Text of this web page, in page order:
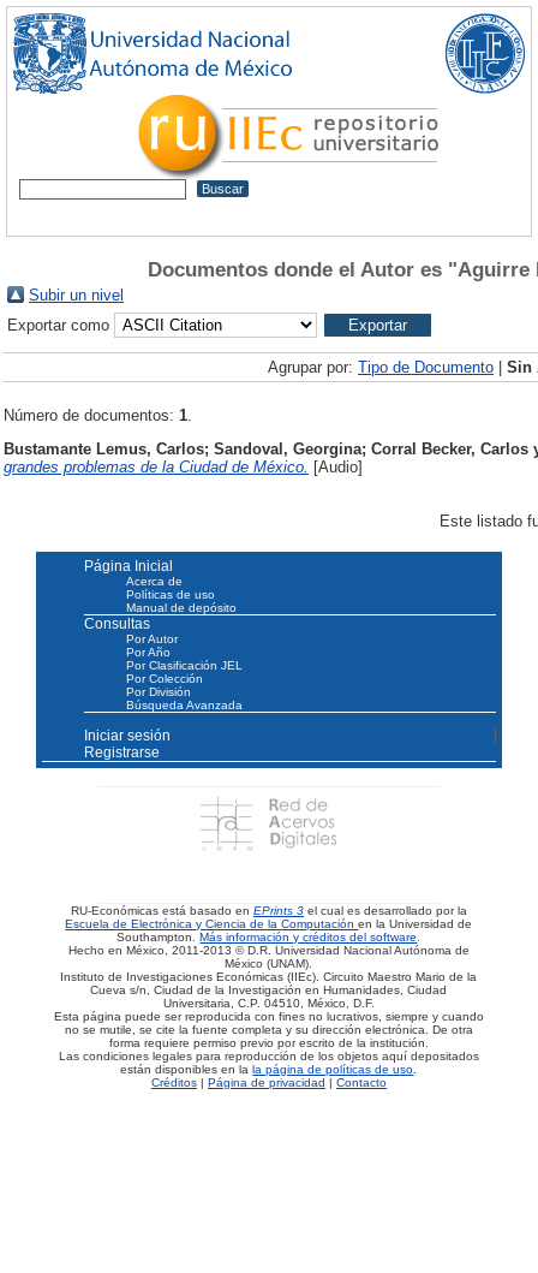
Documentos donde el Autor es "Aguirre
Subir un nivel
Exportar como
Agrupar por: Tipo de Documento Sin
Número de documentos: 1.
Bustamante Lemus, Carlos; Sandoval, Georgina; Corral Becker, Carlos
grandes problemas de la Ciudad de México.
[Audio]
Este listado
Página Inicial
Acerca de
Políticas de uso
Manual de depósito
Consultas
Por Autor
Por Año
Por Clasificación JEL
Por Colección
Por División
Búsqueda Avanzada
Iniciar sesión
Registrarse
RU-Económicas está basado en EPrints 3 el cual es desarrollado por la
Escuela de Electrónica y Ciencia de la Computaciónen la Universidad de
Southampton.Más información y créditos del software.
Hecho en México, 2011-2013 © D.R. Universidad Nacional Autónoma de
México (UNAM).
Instituto de Investigaciones Económicas (IIEc). Circuito Maestro Mario de la
Cueva s/n, Ciudad de la Investigación en Humanidades, Ciudad
Universitaria, C.P. 04510, México, D.F.
Esta página puede ser reproducida con fines no lucrativos, siempre y cuando
no se mutile, se cite la fuente completa y su dirección electrónica. De otra
forma requiere permiso previo por escrito de la institución.
Las condiciones legales para reproducción de los objetos aquí depositados
están disponibles en lala página de políticas de uso.
Créditos| Página de privacidad | Contacto